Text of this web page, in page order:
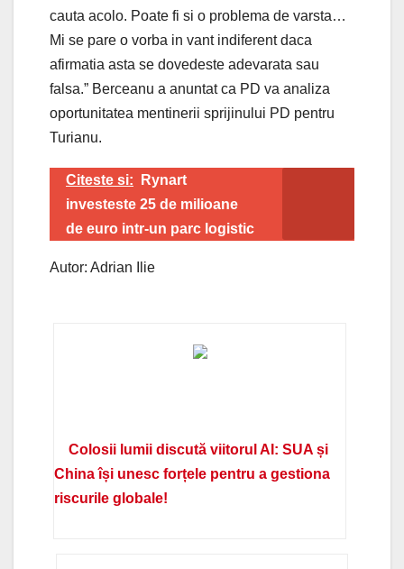
cauta acolo. Poate fi si o problema de varsta…
Mi se pare o vorba in vant indiferent daca
afirmatia asta se dovedeste adevarata sau
falsa.” Berceanu a anuntat ca PD va analiza
oportunitatea mentinerii sprijinului PD pentru
Turianu.
Citeste si:
Rynart
investeste 25 de milioane
de euro intr-un parc logistic
Autor: Adrian Ilie
Colosii lumii discută viitorul AI: SUA și
China își unesc forțele pentru a gestiona
riscurile globale!